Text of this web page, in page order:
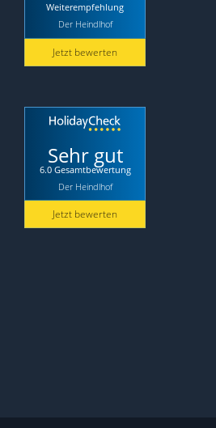
Weiterempfehlung
Der Heindlhof
Jetzt bewerten
Sehr gut
6.0 Gesamtbewertung
Der Heindlhof
Jetzt bewerten